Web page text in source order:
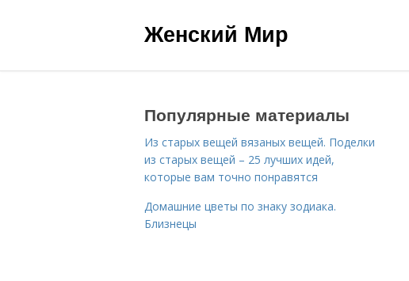
Женский Мир
Популярные материалы
Из старых вещей вязаных вещей. Поделки
из старых вещей – 25 лучших идей,
которые вам точно понравятся
Домашние цветы по знаку зодиака.
Близнецы